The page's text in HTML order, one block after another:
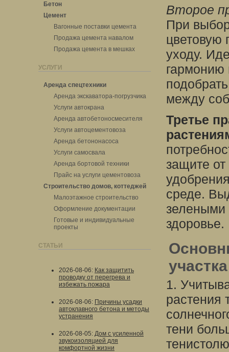
Бетон
Цемент
Вагонные поставки цемента
Продажа цемента навалом
Продажа цемента в мешках
УСЛУГИ
Аренда спецтехники
Аренда экскаватора-погрузчика
Услуги автокрана
Аренда автобетоносмесителя
Услуги автоцементовоза
Аренда бетононасоса
Услуги самосвала
Аренда бортовой техники
Прайс на услуги цементовоза
Строительство домов, коттеджей
Малоэтажное строительство
Оформление документации
Готовые и индивидуальные
проекты
СТАТЬИ
2026-08-06: Как защитить
проводку от перегрева и
избежать пожара
2026-08-06: Причины усадки
автоклавного бетона и методы
устранения
2026-08-05: Дом с усиленной
звукоизоляцией для
комфортной жизни
Второе
При
цветовую
уходу.
гармонию
между
Третье
защите от
среде.
зелеными
здоровье.
участка
1.
растения
тени